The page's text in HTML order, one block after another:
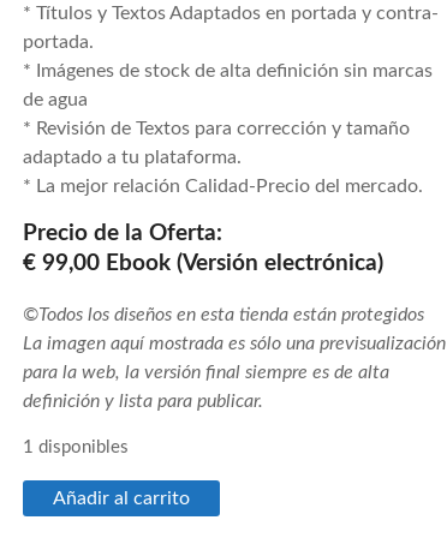
* Títulos y Textos Adaptados en portada y contra-
portada.
* Imágenes de stock de alta definición sin marcas
de agua
* Revisión de Textos para corrección y tamaño
adaptado a tu plataforma.
* La mejor relación Calidad-Precio del mercado.
Precio de la Oferta:
€ 99,00 Ebook (Versión electrónica)
©Todos los diseños en esta tienda están protegidos
La imagen aquí mostrada es sólo una previsualización
para la web, la versión final siempre es de alta
definición y lista para publicar.
1 disponibles
Portada
Pre-
Añadir al carrito